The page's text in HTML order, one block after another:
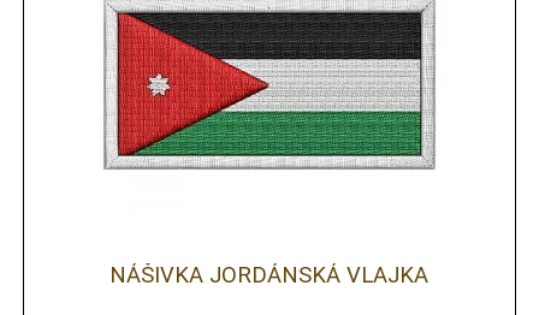
NÁŠIVKA JORDÁNSKÁ VLAJKA